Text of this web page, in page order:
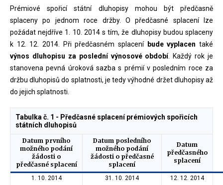
Prémiové spořicí státní dluhopisy mohou být předčasně
splaceny po jednom roce držby. O předčasné splacení lze
požádat nejdříve 1. 10. 2014 s tím, že dluhopisy budou splaceny
k 12. 12. 2014. Při předčasném splacení bude vyplacen také
výnos dluhopisu za poslední výnosové období. Každý rok je
stanovena pevná úroková sazba s prémií v posledním roce za
držbu dluhopisů do splatnosti, je tedy výhodné držet dluhopisy až
do jejich splatnosti.
Tabulka č. 1 - Předčasné splacení prémiových spořicích
státních dluhopisů
Datum prvního
možného podání
žádosti o
předčasné splacení
Datum posledního
možného podání
žádosti o předčasné
splacení
Datum
předčasného
splacení
1. 10. 2014 31. 10. 2014
12. 12. 2014